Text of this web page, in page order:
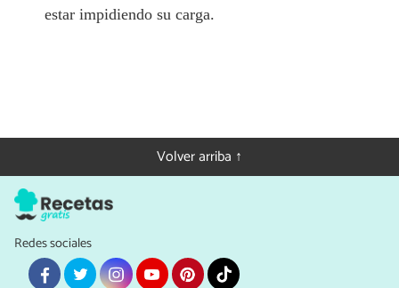
estar impidiendo su carga.
Volver arriba ↑
Redes sociales